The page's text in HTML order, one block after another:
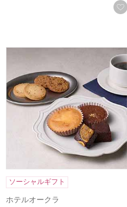
ホテルオークラスイーツギ
ソーシャルギフト
ホテルオークラ